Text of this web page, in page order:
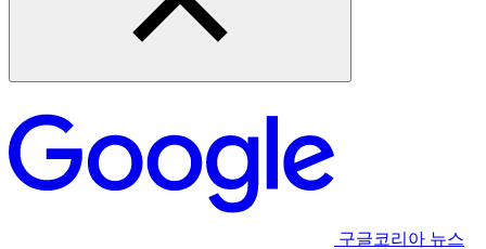
구글코리아 뉴스